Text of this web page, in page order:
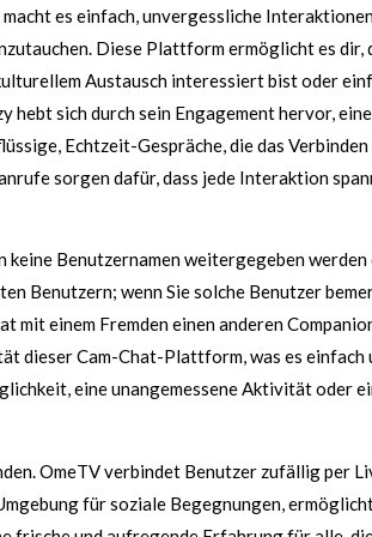
es einfach, unvergessliche
Diese Plattform ermöglicht es dir,
Austausch interessiert bist oder
hebt sich durch sein Engagement hervor,
Echtzeit-Gespräche, die das Verbinden
sorgen dafür, dass jede Interaktion
Benutzernamen weitergegeben werden
wenn Sie solche Benutzer
mit einem Fremden einen anderen
dieser Cam-Chat-Plattform, was es einfach
eine unangemessene Aktivität oder
OmeTV verbindet Benutzer zufällig per
für soziale Begegnungen,